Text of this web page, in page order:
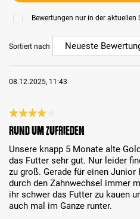
Bewertungen nur in der aktuellen
Sortiert nach
08.12.2025, 11:43
Bewertung mit 4 von 5 Sternen
Rund um zufrieden
Unsere knapp 5 Monate alte
das Futter sehr gut. Nur leider
zu groß. Gerade für einen Junior
durch den Zahnwechsel immer
ihr schwer das Futter zu kauen
auch mal im Ganze runter.